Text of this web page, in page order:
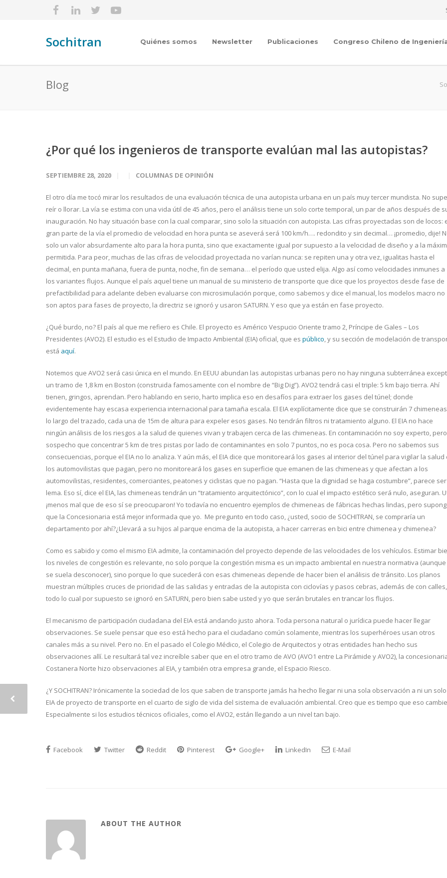
Sochitran Quiénes somos Newsletter Publicaciones Congreso Chileno de
Blog
¿Por qué los ingenieros de transporte evalúan mal las autopistas?
SEPTIEMBRE 28, 2020 COLUMNAS DE OPINIÓN
El otro día me tocó mirar los resultados de una evaluación técnica de una autopista urbana en un país muy tercer mundista. No
reír o llorar. La vía se estima con una vida útil de 45 años, pero el análisis tiene un solo corte temporal, un par de años después de
inauguración. No hay situación base con la cual comparar, sino solo la situación con autopista. Las cifras proyectadas son de locos:
gran parte de la vía el promedio de velocidad en hora punta se aseverá será 100 km/h…. redondito y sin decimal… ¡promedio, dije!
solo un valor absurdamente alto para la hora punta, sino que exactamente igual por supuesto a la velocidad de diseño y a la
permitida. Para peor, muchas de las cifras de velocidad proyectada no varían nunca: se repiten una y otra vez, igualitas hasta el
decimal, en punta mañana, fuera de punta, noche, fin de semana… el período que usted elija. Algo así como velocidades inmunes a
los variantes flujos. Aunque el país aquel tiene un manual de su ministerio de transporte que dice que los proyectos desde fase de
prefactibilidad para adelante deben evaluarse con microsimulación porque, como sabemos y dice el manual, los modelos macro no
son aptos para fases de proyecto, la directriz se ignoró y usaron SATURN. Y eso que ya están en fase proyecto.
¿Qué burdo, no? El país al que me refiero es Chile. El proyecto es Américo Vespucio Oriente tramo 2, Príncipe de Gales – Los
Presidentes (AVO2). El estudio es el Estudio de Impacto Ambiental (EIA) oficial, que es público, y su sección de modelación de
está aquí.
Notemos que AVO2 será casi única en el mundo. En EEUU abundan las autopistas urbanas pero no hay ninguna subterránea
un tramo de 1,8 km en Boston (construida famosamente con el nombre de “Big Dig”). AVO2 tendrá casi el triple: 5 km bajo tierra. Ahí
tienen, gringos, aprendan. Pero hablando en serio, harto implica eso en desafíos para extraer los gases del túnel; donde
evidentemente hay escasa experiencia internacional para tamaña escala. El EIA explícitamente dice que se construirán 7
lo largo del trazado, cada una de 15m de altura para expeler esos gases. No tendrán filtros ni tratamiento alguno. El EIA no hace
ningún análisis de los riesgos a la salud de quienes vivan y trabajen cerca de las chimeneas. En contaminación no soy experto, pero
sospecho que concentrar 5 km de tres pistas por lado de contaminantes en solo 7 puntos, no es poca cosa. Pero no sabemos sus
consecuencias, porque el EIA no lo analiza. Y aún más, el EIA dice que monitoreará los gases al interior del túnel para vigilar la salud
los automovilistas que pagan, pero no monitoreará los gases en superficie que emanen de las chimeneas y que afectan a los
automovilistas, residentes, comerciantes, peatones y ciclistas que no pagan. “Hasta que la dignidad se haga costumbre”, parece
lema. Eso sí, dice el EIA, las chimeneas tendrán un “tratamiento arquitectónico”, con lo cual el impacto estético será nulo, aseguran.
¡menos mal que de eso sí se preocuparon! Yo todavía no encuentro ejemplos de chimeneas de fábricas hechas lindas, pero
que la Concesionaria está mejor informada que yo. Me pregunto en todo caso, ¿usted, socio de SOCHITRAN, se compraría un
departamento por ahí?¿Llevará a su hijos al parque encima de la autopista, a hacer carreras en bici entre chimenea y chimenea?
Como es sabido y como el mismo EIA admite, la contaminación del proyecto depende de las velocidades de los vehículos. Estimar
los niveles de congestión es relevante, no solo porque la congestión misma es un impacto ambiental en nuestra normativa (aunque
se suela desconocer), sino porque lo que sucederá con esas chimeneas depende de hacer bien el análisis de tránsito. Los planos
muestran múltiples cruces de prioridad de las salidas y entradas de la autopista con ciclovías y pasos cebras, además de con calles,
todo lo cual por supuesto se ignoró en SATURN, pero bien sabe usted y yo que serán brutales en trancar los flujos.
El mecanismo de participación ciudadana del EIA está andando justo ahora. Toda persona natural o jurídica puede hacer llegar
observaciones. Se suele pensar que eso está hecho para el ciudadano común solamente, mientras los superhéroes usan otros
canales más a su nivel. Pero no. En el pasado el Colegio Médico, el Colegio de Arquitectos y otras entidades han hecho sus
observaciones allí. Le resultará tal vez increíble saber que en el otro tramo de AVO (AVO1 entre La Pirámide y AVO2), la
Costanera Norte hizo observaciones al EIA, y también otra empresa grande, el Espacio Riesco.
¿Y SOCHITRAN? Irónicamente la sociedad de los que saben de transporte jamás ha hecho llegar ni una sola observación a ni un solo
EIA de proyecto de transporte en el cuarto de siglo de vida del sistema de evaluación ambiental. Creo que es tiempo que eso
Especialmente si los estudios técnicos oficiales, como el AVO2, están llegando a un nivel tan bajo.
Facebook Twitter Reddit Pinterest Google+ LinkedIn E-Mail
ABOUT THE AUTHOR